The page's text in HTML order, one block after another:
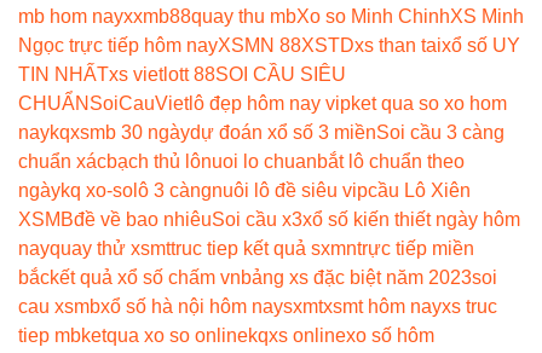
mb hom nayxxmb88quay thu mbXo so Minh ChinhXS Minh
Ngọc trực tiếp hôm nayXSMN 88XSTDxs than taixổ số UY
TIN NHẤTxs vietlott 88SOI CẦU SIÊU
CHUẨN SoiCauVietlô đẹp hôm nay vipket qua so xo hom
naykqxsmb 30 ngàydự đoán xổ số 3 miềnSoi cầu 3 càng
chuẩn xácbạch thủ lônuoi lo chuanbắt lô chuẩn theo
ngàykq xo-so lô 3 càngnuôi lô đề siêu vipcầu Lô Xiên
XSMBđề về bao nhiêuSoi cầu x3xổ số kiến thiết ngày hôm
nayquay thử xsmttruc tiep kết quả sxmntrực tiếp miền
bắckết quả xổ số chấm vnbảng xs đặc biệt năm 2023soi
cau xsmbxổ số hà nội hôm naysxmtxsmt hôm nayxs truc
tiep mbketqua xo so onlinekqxs onlinexo số hôm